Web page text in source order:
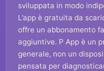
sviluppata in modo
L’app è gratuita da
offre un abbonamento
aggiuntive. P App è un
generale, non un
pensata per